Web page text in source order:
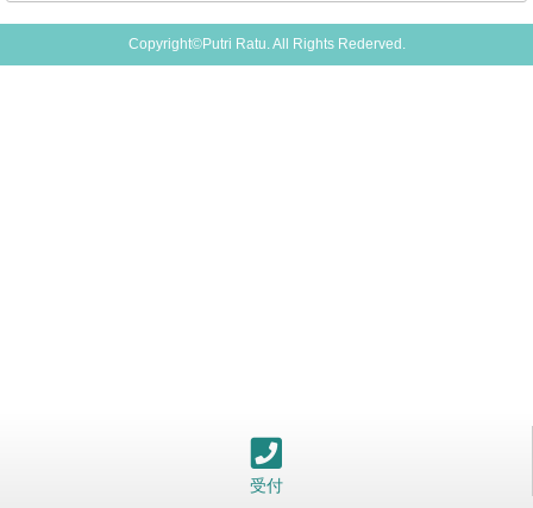
Copyright©Putri Ratu. All Rights Rederved.
受付